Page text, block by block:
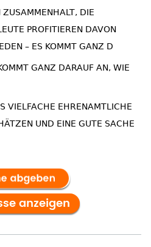
ZUSAMMENHALT, DIE
PROFITIEREN DAVON
– ES KOMMT GANZ D
GANZ DARAUF AN, WIE
VIELFACHE EHRENAMTLICHE
UND EINE GUTE SACHE